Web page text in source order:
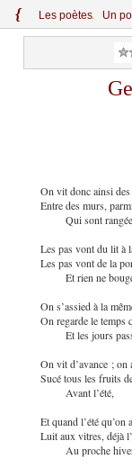
{ Les poètes Un
On vit donc ainsi des
Entre des murs,
Qui sont
Les pas vont du lit à
Les pas vont de la
Et rien ne
On s’assied à la
On regarde le temps
Et les jours
On vit d’avance ; on
Sucé tous les fruits
Avant l’été,
Et quand l’été qu’on
Luit aux vitres, déjà
Au proche